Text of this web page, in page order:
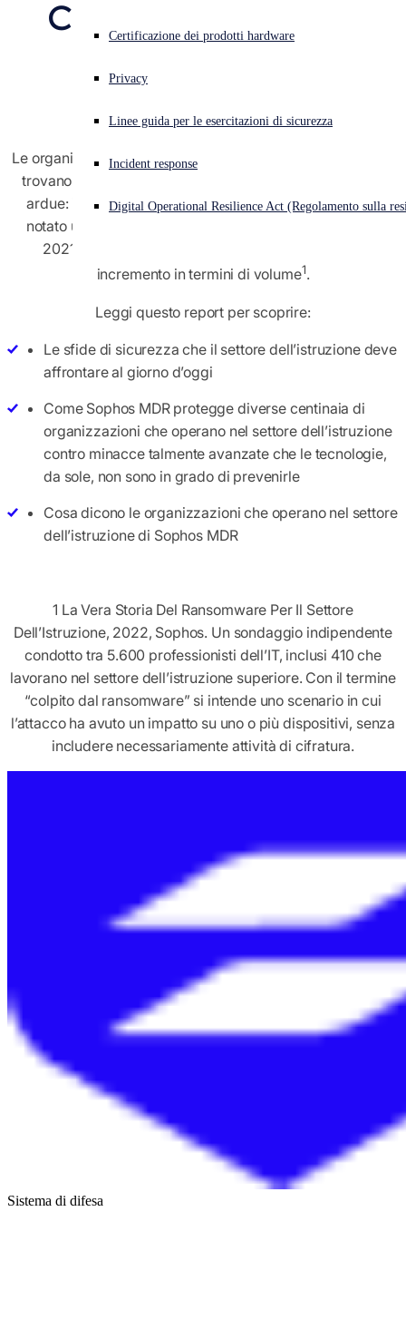
Cyberattacco in corso? Ottieni assistenza immediata
Open language switcher
Certificazione dei prodotti hardware
Privacy
Linee guida per le esercitazioni di sicurezza
Incident response
Digital Operational Resilience Act (Regolamento sulla
Che Operano Nel
Settore
Dell’Istruzione
Le organizzazioni che operano nel settore dell’istruzione si
trovano ad affrontare sfide di cybersecurity sempre più
ardue: il 50% di queste aziende sostiene infatti di aver
notato un aumento della complessità degli attacchi nel
2021, mentre il 53% afferma di aver osservato un
incremento in termini di volume1.
Leggi questo report per scoprire:
Le sfide di sicurezza che il settore dell’istruzione deve
affrontare al giorno d’oggi
Come Sophos MDR protegge diverse centinaia di
organizzazioni che operano nel settore dell’istruzione
contro minacce talmente avanzate che le tecnologie,
da sole, non sono in grado di prevenirle
Cosa dicono le organizzazioni che operano nel settore
dell’istruzione di Sophos MDR
1 La Vera Storia Del Ransomware Per Il Settore
Dell’Istruzione, 2022, Sophos. Un sondaggio indipendente
condotto tra 5.600 professionisti dell’IT, inclusi 410 che
lavorano nel settore dell’istruzione superiore. Con il termine
“colpito dal ransomware” si intende uno scenario in cui
l’attacco ha avuto un impatto su uno o più dispositivi, senza
includere necessariamente attività di cifratura.
Sistema di difesa